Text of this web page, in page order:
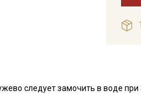
следует замочить в воде